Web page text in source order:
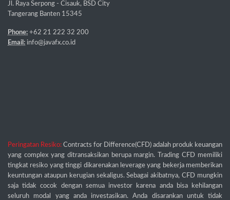
Jl. Raya Serpong - Cisauk, BSD City
Tangerang Banten 15345
Phone: +62 21 222 32 200
Email: info@javafx.co.id
Peringatan Resiko: Contracts for Difference(CFD) adalah produk keuangan
yang complex yang ditransaksikan berupa margin. Trading CFD memiliki
tingkat resiko yang tinggi dikarenakan leverage yang bekerja memberikan
keuntungan ataupun kerugian sekaligus. Sebagai akibatnya, CFD mungkin
saja tidak cocok dengan semua investor karena anda bisa kehilangan
seluruh modal yang anda investasikan. Anda disarankan untuk tidak